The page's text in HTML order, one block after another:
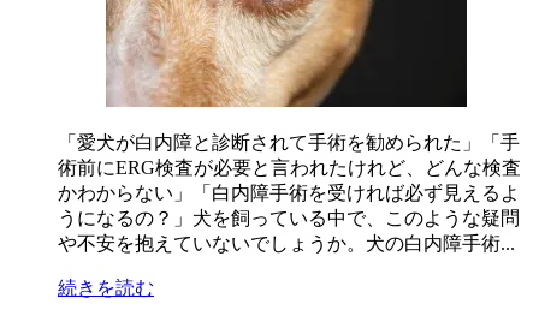
「愛犬が白内障と診断されて手術を勧められた」「手
術前にERG検査が必要と言われたけれど、どんな検査
かわからない」「白内障手術を受ければ必ず見えるよ
うになるの？」犬を飼っている中で、このような疑問
や不安を抱えていないでしょうか。犬の白内障手術...
続きを読む